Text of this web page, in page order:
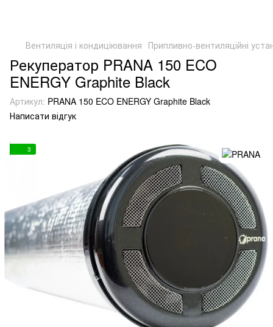
Вентиляція і кондиціювання Припливно-вентиляційні
Рекуператор PRANA 150 ECO
ENERGY Graphite Black
Артикул: PRANA 150 ECO ENERGY Graphite Black
Написати відгук
3